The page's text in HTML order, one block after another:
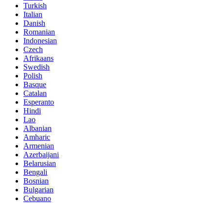
Turkish
Italian
Danish
Romanian
Indonesian
Czech
Afrikaans
Swedish
Polish
Basque
Catalan
Esperanto
Hindi
Lao
Albanian
Amharic
Armenian
Azerbaijani
Belarusian
Bengali
Bosnian
Bulgarian
Cebuano